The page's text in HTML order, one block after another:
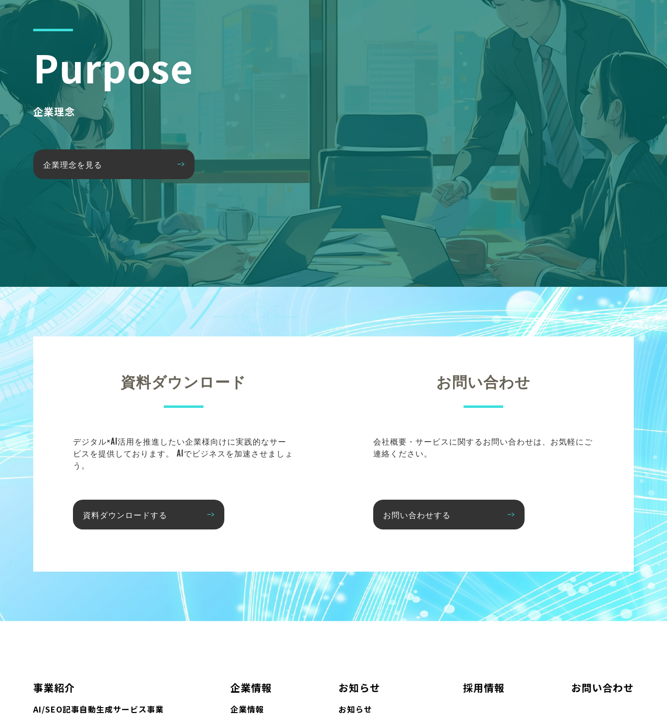
Purpose
企業理念
企業理念を見る
資料ダウンロード
デジタル×AI活用を推進したい企業様向けに実践的なサー
ビスを提供しております。 AIでビジネスを加速させましょ
う。
資料ダウンロードする
お問い合わせ
会社概要・サービスに関するお問い合わせは、お気軽にご
連絡ください。
お問い合わせする
事業紹介
AI/SEO記事自動生成サービス事業
企業情報
企業情報
お知らせ
お知らせ
採用情報 お問い合わせ